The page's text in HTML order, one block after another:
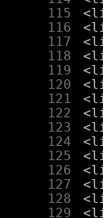
    115
    116
    117
    118
    119
    120
    121
    122
    123
    124
    125
    126
    127
    128
    129